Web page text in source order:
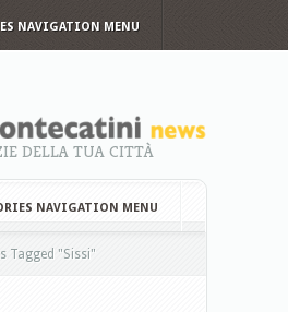
NAVIGATION MENU
DELLA TUA CITTÀ
NAVIGATION MENU
Tagged "Sissi"